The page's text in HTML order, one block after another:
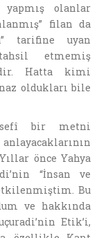
yapmış olanlar
filan da
tarifine uyan
etmemiş
Hatta kimi
oldukları bile
bir metni
önce Yahya
“İnsan ve
Bu
ve hakkında
Etik’i,